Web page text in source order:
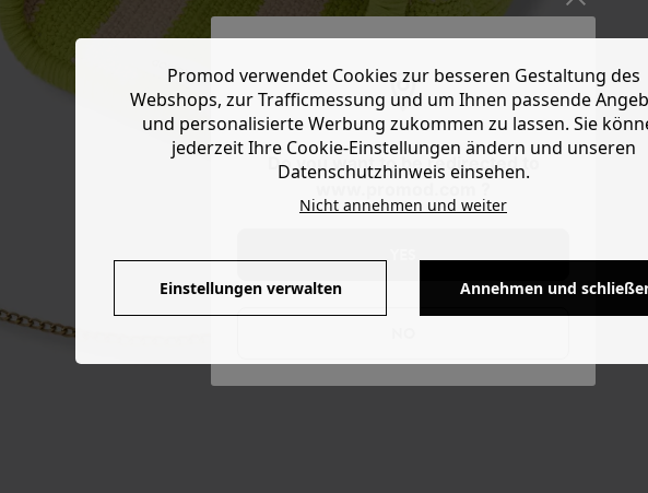
Do you want to be redirected to
Promod verwendet Cookies zur besseren Gestaltung des
Webshops, zur Trafficmessung und um Ihnen passende
und personalisierte Werbung zukommen zu lassen. Sie
jederzeit Ihre Cookie-Einstellungen ändern und unseren
Datenschutzhinweis einsehen.
Nicht annehmen und weiter
Einstellungen verwalten Annehmen und